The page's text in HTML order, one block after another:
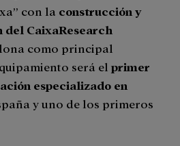
con la construcción y
CaixaResearch
como principal
será el primer
especializado en
y uno de los primeros